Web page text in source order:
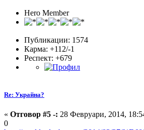
Hero Member
Публикации: 1574
Карма: +112/-1
Респект: +679
Re: Украйна?
« Отговор #5 -: 28 Февруари, 2014,
0